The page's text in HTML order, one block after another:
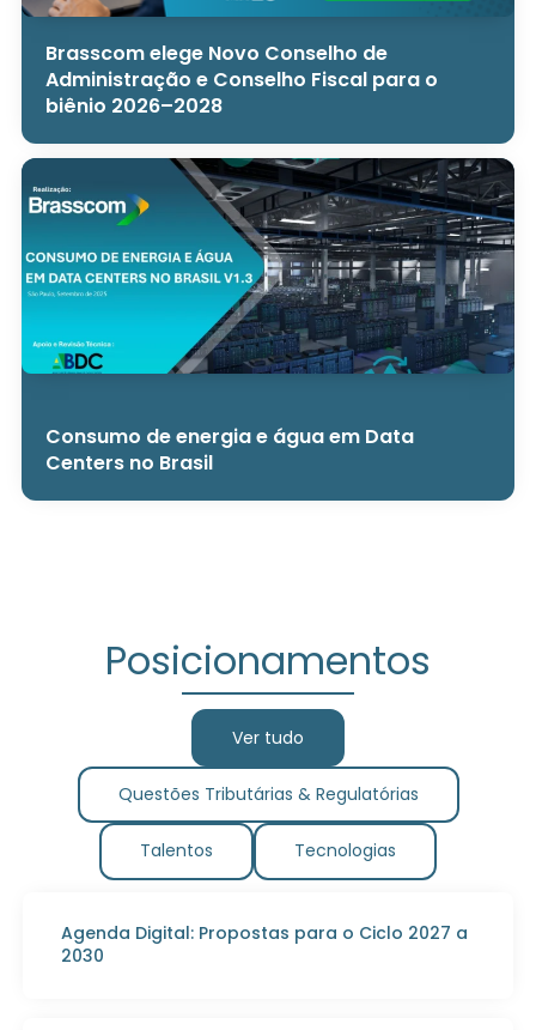
Brasscom elege Novo Conselho de
Administração e Conselho Fiscal para o
biênio 2026–2028
Consumo de energia e água em Data
Centers no Brasil
Posicionamentos
Ver tudo
Questões Tributárias & Regulatórias
Talentos Tecnologias
Agenda Digital: Propostas para o Ciclo 2027 a
2030